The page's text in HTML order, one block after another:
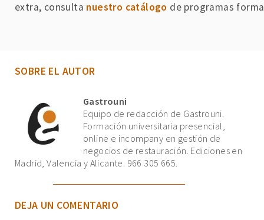
extra, consulta nuestro catálogo de programas
SOBRE EL AUTOR
Gastrouni
Equipo de redacción de Gastrouni.
Formación universitaria presencial,
online e incompany en gestión de
negocios de restauración. Ediciones en
Madrid, Valencia y Alicante. 966 305 665.
DEJA UN COMENTARIO